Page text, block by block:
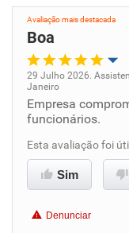
Avaliação mais destacada
Boa
Oportunidade de
Conciliação com
Benefícios
29 Julho 2026.
Janeiro
Empresa
funcionários.
Esta avaliação foi
Sim
Denunciar